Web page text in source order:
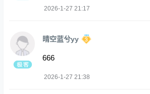
2026-1-27 21:17
晴空蓝兮yy
666
2026-1-27 21:38